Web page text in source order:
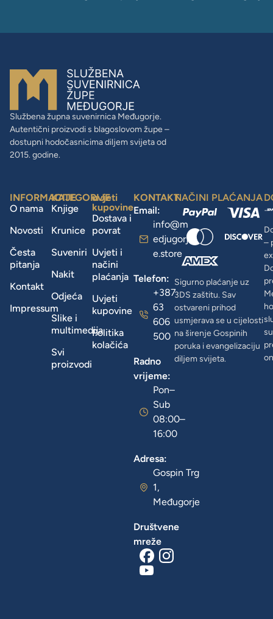
Službena župna suvenirnica Međugorje.
Autentični proizvodi s blagoslovom župe –
dostupni hodočasnicima diljem svijeta od
2015. godine.
INFORMACIJE
O nama
Novosti
Česta
pitanja
Kontakt
Impressum
KATEGORIJE
Knjige
Krunice
Suveniri
Nakit
Odjeća
Slike i
multimedija
Svi
proizvodi
uvjeti
kupovine
Dostava i
povrat
Uvjeti i
načini
plaćanja
Uvjeti
kupovine
Politika
kolačića
KONTAKT
Email:
info@m
edjugorj
e.store
Telefon:
+387
63
606
500
Radno
vrijeme:
Pon–
Sub
08:00–
16:00
Adresa:
Gospin Trg
1,
Međugorje
Društvene
mreže
NAČINI PLAĆANJA
Sigurno plaćanje uz
3DS zaštitu. Sav
ostvareni prihod
usmjerava se u cijelosti
na širenje Gospinih
poruka i evangelizaciju
diljem svijeta.
–